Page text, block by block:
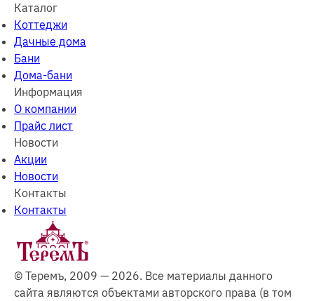
Каталог
Коттеджи
Дачные дома
Бани
Дома-бани
Информация
О компании
Прайс лист
Новости
Акции
Новости
Контакты
Контакты
© Теремъ, 2009 — 2026. Все материалы данного
сайта являются объектами авторского права (в том